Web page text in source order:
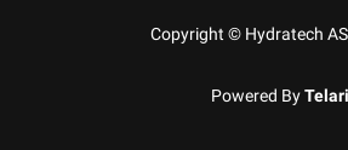
Copyright © Hydratech
Powered By